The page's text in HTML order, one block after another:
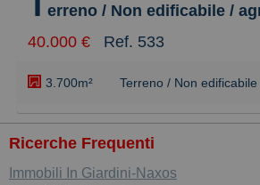
erreno / Non edificabile / agricolo in Via
40.000 €
Ref. 533
3.700m² Terreno / Non
Ricerche Frequenti
Immobili In Giardini-Naxos